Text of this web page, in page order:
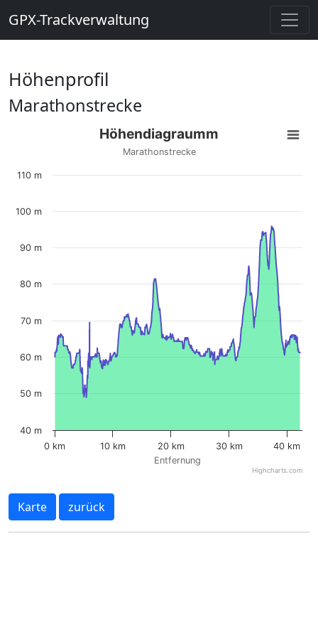
GPX-Trackverwaltung
Höhenprofil
Marathonstrecke
Entfernung
Höhendiagraumm
Marathonstrecke
0 km 10 km 20 km 30 km 40 km
40 m
50 m
60 m
70 m
80 m
90 m
100 m
110 m
Highcharts.com
Karte zurück